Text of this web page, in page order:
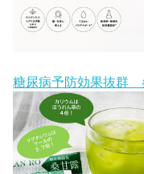
糖尿病予防効果抜群